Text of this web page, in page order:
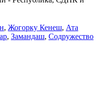
, Жогорку Кенеш, Ата
, Замандаш, Содружество